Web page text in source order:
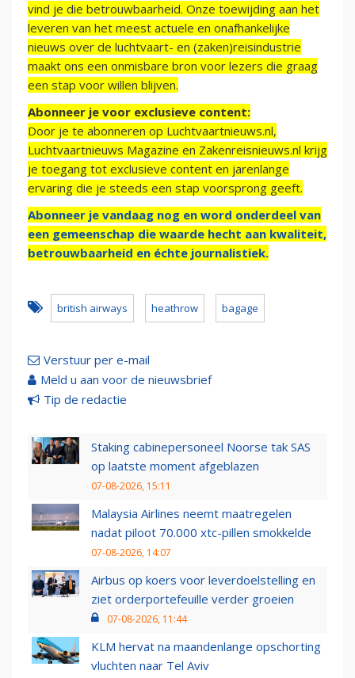
vind je die betrouwbaarheid. Onze toewijding aan het
leveren van het meest actuele en onafhankelijke
nieuws over de luchtvaart- en (zaken)reisindustrie
maakt ons een onmisbare bron voor lezers die graag
een stap voor willen blijven.
Abonneer je voor exclusieve content:
Door je te abonneren op Luchtvaartnieuws.nl,
Luchtvaartnieuws Magazine en Zakenreisnieuws.nl krijg
je toegang tot exclusieve content en jarenlange
ervaring die je steeds een stap voorsprong geeft.
Abonneer je vandaag nog en word onderdeel van
een gemeenschap die waarde hecht aan kwaliteit,
betrouwbaarheid en échte journalistiek.
british airways heathrow bagage
Verstuur per e-mail
Meld u aan voor de nieuwsbrief
Tip de redactie
Staking cabinepersoneel Noorse tak SAS
op laatste moment afgeblazen
07-08-2026, 15:11
Malaysia Airlines neemt maatregelen
nadat piloot 70.000 xtc-pillen smokkelde
07-08-2026, 14:07
Airbus op koers voor leverdoelstelling en
ziet orderportefeuille verder groeien
07-08-2026, 11:44
KLM hervat na maandenlange opschorting
vluchten naar Tel Aviv